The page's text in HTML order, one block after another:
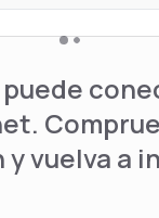
puede
y vuelva a